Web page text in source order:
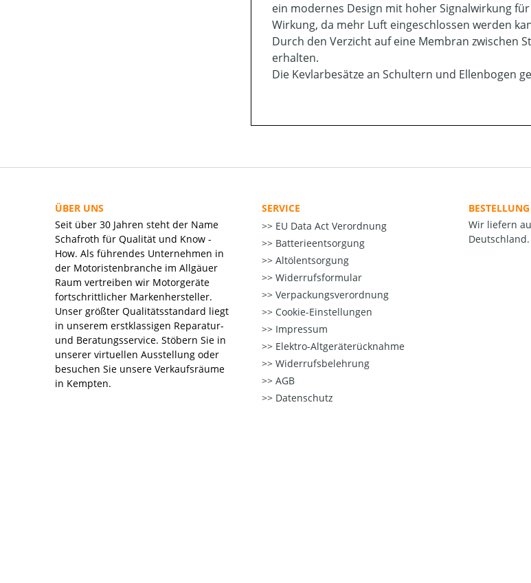
ein modernes Design mit hoher Signalwirkung
Wirkung, da mehr Luft eingeschlossen werden
Durch den Verzicht auf eine Membran zwischen
erhalten.
Die Kevlarbesätze an Schultern und Ellenbogen
ÜBER UNS
Seit über 30 Jahren steht der Name
Schafroth für Qualität und Know -
How. Als führendes Unternehmen in
der Motoristenbranche im Allgäuer
Raum vertreiben wir Motorgeräte
fortschrittlicher Markenhersteller.
Unser größter Qualitätsstandard liegt
in unserem erstklassigen Reparatur-
und Beratungsservice. Stöbern Sie in
unserer virtuellen Ausstellung oder
besuchen Sie unsere Verkaufsräume
in Kempten.
SERVICE
EU Data Act Verordnung
Batterieentsorgung
Altölentsorgung
Widerrufsformular
Verpackungsverordnung
Cookie-Einstellungen
Impressum
Elektro-Altgeräterücknahme
Widerrufsbelehrung
AGB
Datenschutz
Wir liefern
Deutschland.